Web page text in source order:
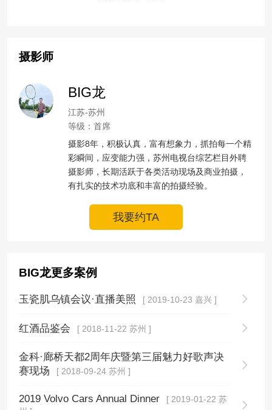
摄影师
BIG龙
江苏-苏州
等级：首席
摄影8年，积极认真，富有想象力，抓拍每一个精
彩瞬间，应变能力强，苏州电视台综艺栏目外聘
摄影师，长期活跃于各类活动现场及商业拍摄，
有扎实的技术功底和丰富的拍摄经验。
我要约TA
BIG龙更多案例
玉瓷肌乌镇会议·直播美照 [ 2019-10-23 嘉兴 ]
红酒品鉴会 [ 2018-11-22 苏州 ]
金科·廊桥天都2周年庆暨第三届魅力好歌声决
赛现场
[ 2018-09-24 苏州 ]
2019 Volvo Cars Annual Dinner
[ 2019-01-22 苏